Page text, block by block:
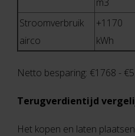
Stroomverbruik
airco
+1170
kWh
Netto besparing: €1768 -
Terugverdientijd
Het kopen en laten